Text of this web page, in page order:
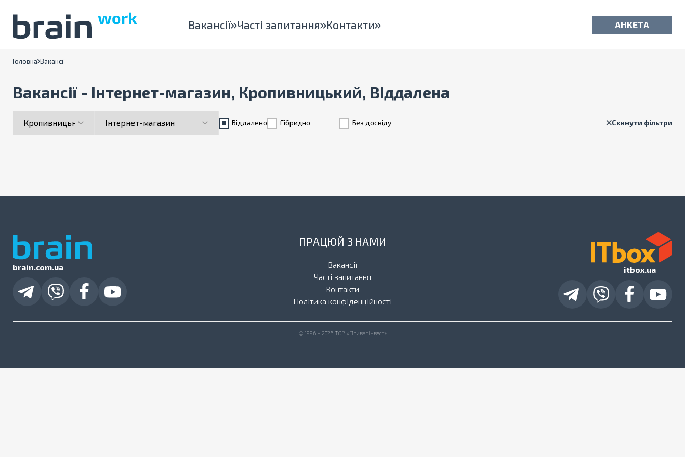
Вакансії Часті запитання Контакти АНКЕТА
Головна Вакансії
Вакансії - Інтернет-магазин, Кропивницький, Віддалена
Віддалено Гiбридно Без досвіду Скинути фільтри
brain.com.ua
ПРАЦЮЙ З НАМИ
Вакансії
Часті запитання
Контакти
Політика конфіденційності
itbox.ua
© 1996 - 2026 ТОВ «Приватінвест»